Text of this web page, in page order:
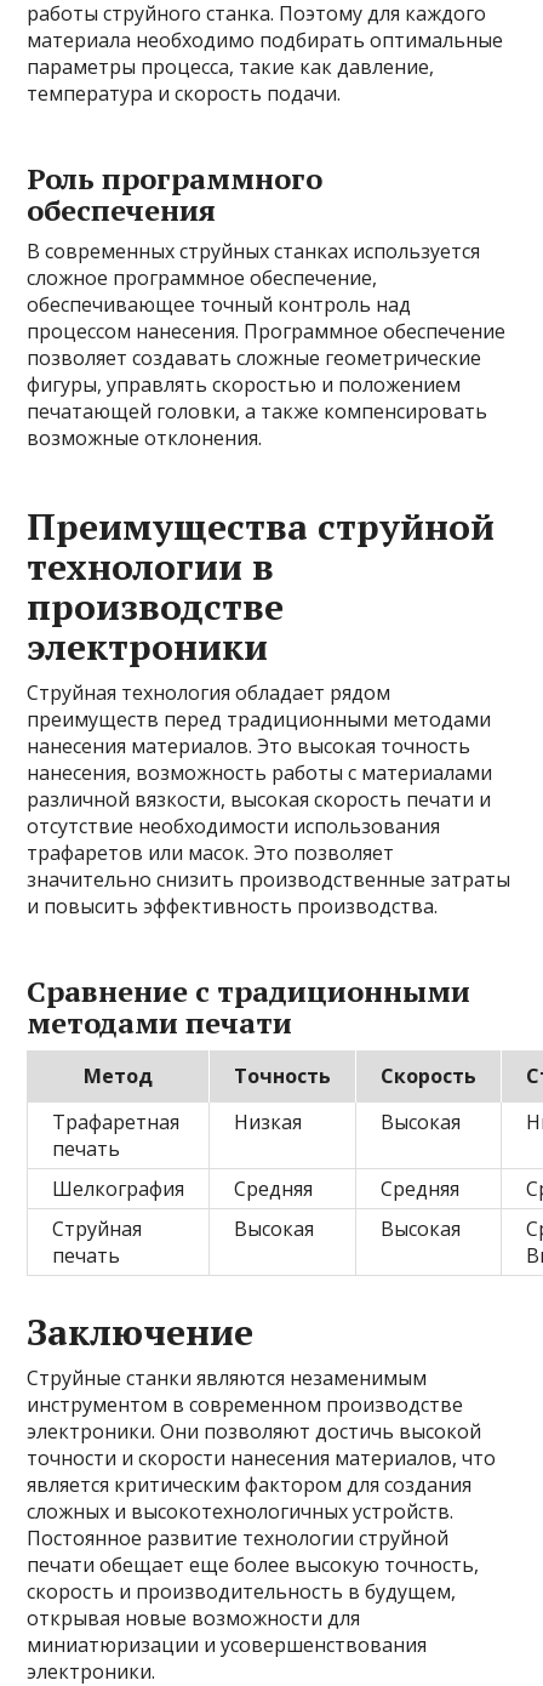
работы струйного станка. Поэтому для каждого
материала необходимо подбирать оптимальные
параметры процесса, такие как давление,
температура и скорость подачи.
Роль программного
обеспечения
В современных струйных станках используется
сложное программное обеспечение,
обеспечивающее точный контроль над
процессом нанесения. Программное обеспечение
позволяет создавать сложные геометрические
фигуры, управлять скоростью и положением
печатающей головки, а также компенсировать
возможные отклонения.
Преимущества струйной
технологии в
производстве
электроники
Струйная технология обладает рядом
преимуществ перед традиционными методами
нанесения материалов. Это высокая точность
нанесения, возможность работы с материалами
различной вязкости, высокая скорость печати и
отсутствие необходимости использования
трафаретов или масок. Это позволяет
значительно снизить производственные затраты
и повысить эффективность производства.
Сравнение с традиционными
методами печати
Метод Точность Скорость
Трафаретная
печать
Низкая Высокая
Шелкография Средняя Средняя
Струйная
печать
Высокая Высокая
Заключение
Струйные станки являются незаменимым
инструментом в современном производстве
электроники. Они позволяют достичь высокой
точности и скорости нанесения материалов, что
является критическим фактором для создания
сложных и высокотехнологичных устройств.
Постоянное развитие технологии струйной
печати обещает еще более высокую точность,
скорость и производительность в будущем,
открывая новые возможности для
миниатюризации и усовершенствования
электроники.